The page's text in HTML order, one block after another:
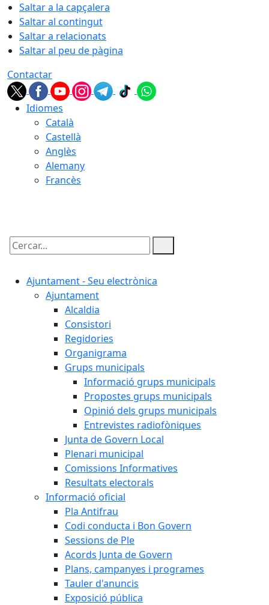
Saltar a la capçalera
Saltar al contingut
Saltar a relacionats
Saltar al peu de pàgina
Contactar
Idiomes
Català
Castellà
Anglès
Alemany
Francès
Cercar:
Ajuntament - Seu electrònica
Ajuntament
Alcaldia
Consistori
Regidories
Organigrama
Grups municipals
Informació grups municipals
Propostes grups municipals
Opinió dels grups municipals
Entrevistes radiofòniques
Junta de Govern Local
Plenari municipal
Comissions Informatives
Resultats electorals
Informació oficial
Pla Antifrau
Codi conducta i Bon Govern
Sessions de Ple
Acords Junta de Govern
Plans, campanyes i programes
Tauler d'anuncis
Exposició pública